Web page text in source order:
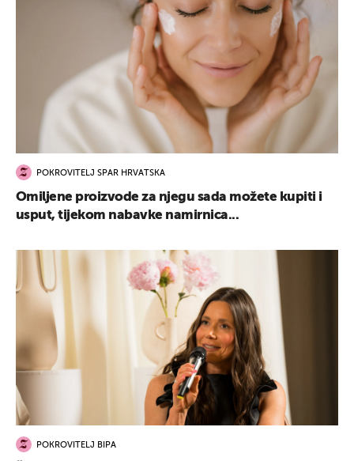
POKROVITELJ SPAR HRVATSKA
Omiljene proizvode za njegu sada možete kupiti i
usput, tijekom nabavke namirnica...
POKROVITELJ BIPA